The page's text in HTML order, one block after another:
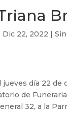
Dic 22, 2022 |
jueves día 22 de
de
32, a la